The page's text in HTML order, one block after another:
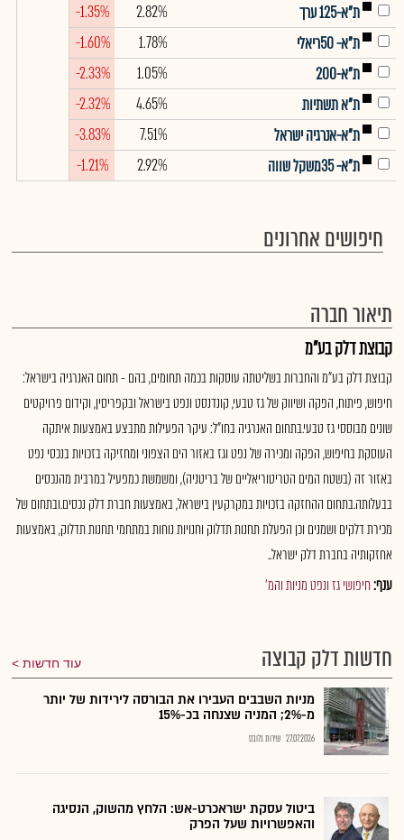
ת"א-125 ערך
2.82%
-1.35%
ת"א- 50ריאלי
1.78%
-1.60%
ת"א-200
1.05%
-2.33%
ת"א תשתיות
4.65%
-2.32%
ת"א-אנרגיה ישראל
7.51%
-3.83%
ת"א- 35משקל שווה
2.92%
-1.21%
חיפושים אחרונים
תיאור חברה
קבוצת דלק בע"מ
קבוצת דלק בע"מ והחברות בשליטתה עוסקות בכמה תחומים, בהם - תחום האנרגיה בישראל:
חיפוש, פיתוח, הפקה ושיווק של גז טבעי, קונדנסט ונפט בישראל ובקפריסין, וקידום פרויקטים
שונים מבוססי גז טבעי.בתחום האנרגיה בחו"ל: עיקר הפעילות מתבצע באמצעות איתקה
העוסקת בחיפוש, הפקה ומכירה של נפט וגז באזור הים הצפוני ומחזיקה בזכויות בנכסי נפט
באזור זה (בשטח המים הטריטוריאליים של בריטניה), ומשמשת כמפעיל במרבית מהנכסים
בבעלותה.בתחום ההחזקה בזכויות במקרקעין בישראל, באמצעות חברת דלק נכסים.ובתחום של
מכירת דלקים ושמנים וכן הפעלת תחנות תדלוק וחנויות נוחות במתחמי תחנות תדלוק, באמצעות
אחזקותיה בחברת דלק ישראל..
ענף:חיפושי גז ונפט מניות והמ'
חדשות דלק קבוצה עוד חדשות
מניות השבבים העבירו את הבורסה לירידות של יותר
מ-2%; המניה שצנחה בכ-15%
27.07.2026 שירות גלובס
ביטול עסקת ישראכרט-אש: הלחץ מהשוק, הנסיגה
והאפשרויות שעל הפרק